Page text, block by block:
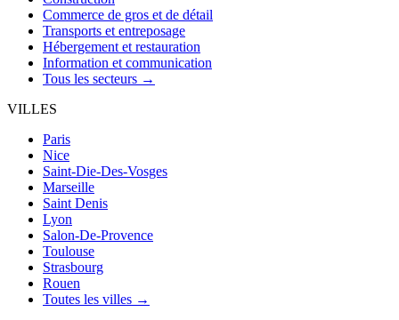
Commerce de gros et de détail
Transports et entreposage
Hébergement et restauration
Information et communication
Tous les secteurs →
VILLES
Paris
Nice
Saint-Die-Des-Vosges
Marseille
Saint Denis
Lyon
Salon-De-Provence
Toulouse
Strasbourg
Rouen
Toutes les villes →